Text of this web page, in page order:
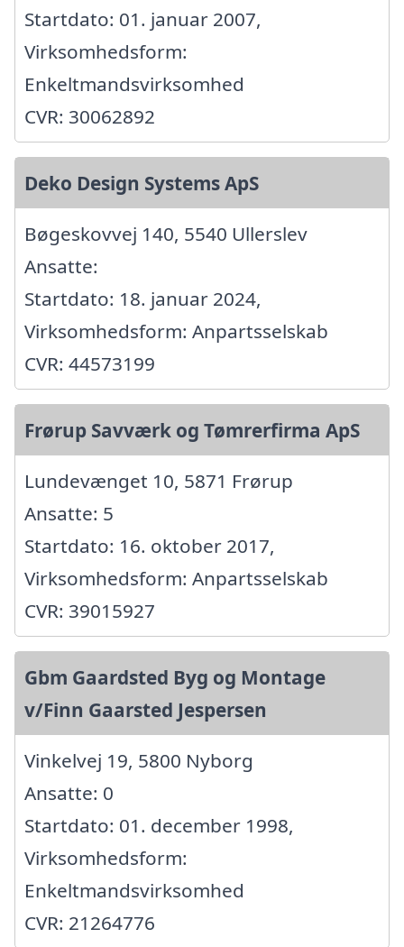
Startdato: 01. januar 2007,
Virksomhedsform:
Enkeltmandsvirksomhed
CVR: 30062892
Deko Design Systems ApS
Bøgeskovvej 140, 5540 Ullerslev
Ansatte:
Startdato: 18. januar 2024,
Virksomhedsform: Anpartsselskab
CVR: 44573199
Frørup Savværk og Tømrerfirma ApS
Lundevænget 10, 5871 Frørup
Ansatte: 5
Startdato: 16. oktober 2017,
Virksomhedsform: Anpartsselskab
CVR: 39015927
Gbm Gaardsted Byg og Montage
v/Finn Gaarsted Jespersen
Vinkelvej 19, 5800 Nyborg
Ansatte: 0
Startdato: 01. december 1998,
Virksomhedsform:
Enkeltmandsvirksomhed
CVR: 21264776